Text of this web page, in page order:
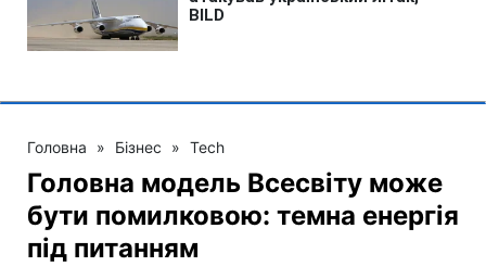
Головна » Бізнес » Tech
Головна модель Всесвіту може
бути помилковою: темна енергія
під питанням